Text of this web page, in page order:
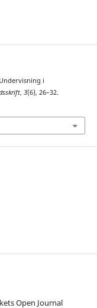
i
, 3(6), 26–32.
Open Journal